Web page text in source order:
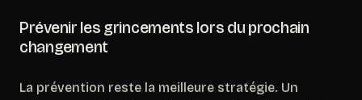
Prévenir les grincements lors du prochain
changement
La prévention reste la meilleure stratégie. Un